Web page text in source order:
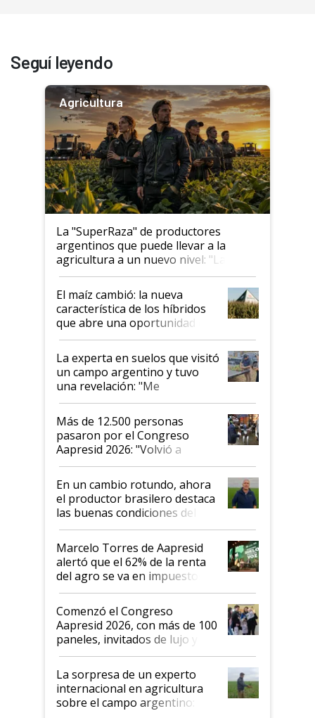
Seguí leyendo
Agricultura
La "SuperRaza" de productores
argentinos que puede llevar a la
agricultura a un nuevo nivel: "Las
posibilidades de crecimiento son
infinitas"
El maíz cambió: la nueva
característica de los híbridos
que abre una oportunidad en
el lote
La experta en suelos que visitó
un campo argentino y tuvo
una revelación: "Me
impresionó mucho"
Más de 12.500 personas
pasaron por el Congreso
Aapresid 2026: "Volvió a
demostrar que hablar del
suelo es hablar de todo el
sistema productivo"
En un cambio rotundo, ahora
el productor brasilero destaca
las buenas condiciones del
agro argentino para invertir:
"Los veo más motivados"
Marcelo Torres de Aapresid
alertó que el 62% de la renta
del agro se va en impuestos:
"No es bueno que en
Argentina se sigan discutiendo
las mismas cosas de hace 50
años"
Comenzó el Congreso
Aapresid 2026, con más de 100
paneles, invitados de lujo y
todas las tendencias
La sorpresa de un experto
internacional en agricultura
sobre el campo argentino: